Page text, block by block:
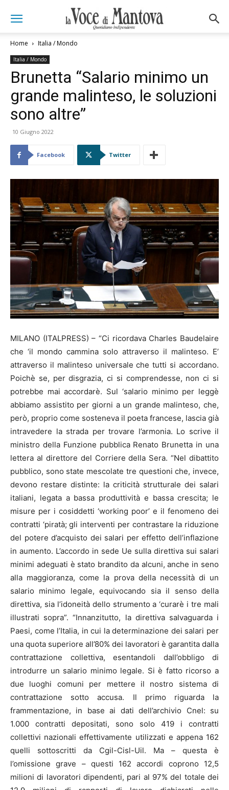
Home Italia / Mondo
Italia / Mondo
Brunetta “Salario minimo un
grande malinteso, le soluzioni
sono altre”
10 Giugno 2022
Facebook Twitter
MILANO (ITALPRESS) – “Ci ricordava Charles Baudelaire
che ‘il mondo cammina solo attraverso il malinteso. E’
attraverso il malinteso universale che tutti si accordano.
Poichè se, per disgrazia, ci si comprendesse, non ci si
potrebbe mai accordarè. Sul ‘salario minimo per leggè
abbiamo assistito per giorni a un grande malinteso, che,
però, proprio come sosteneva il poeta francese, lascia già
intravedere la strada per trovare l’armonia. Lo scrive il
ministro della Funzione pubblica Renato Brunetta in una
lettera al direttore del Corriere della Sera. “Nel dibattito
pubblico, sono state mescolate tre questioni che, invece,
devono restare distinte: la criticità strutturale dei salari
italiani, legata a bassa produttività e bassa crescita; le
misure per i cosiddetti ‘working poor’ e il fenomeno dei
contratti ‘piratà; gli interventi per contrastare la riduzione
del potere d’acquisto dei salari per effetto dell’inflazione
in aumento. L’accordo in sede Ue sulla direttiva sui salari
minimi adeguati è stato brandito da alcuni, anche in seno
alla maggioranza, come la prova della necessità di un
salario minimo legale, equivocando sia il senso della
direttiva, sia l’idoneità dello strumento a ‘curarè i tre mali
illustrati sopra”. “Innanzitutto, la direttiva salvaguarda i
Paesi, come l’Italia, in cui la determinazione dei salari per
una quota superiore all’80% dei lavoratori è garantita dalla
contrattazione collettiva, esentandoli dall’obbligo di
introdurre un salario minimo legale. Si è fatto ricorso a
due luoghi comuni per mettere il nostro sistema di
contrattazione sotto accusa. Il primo riguarda la
frammentazione, in base ai dati dell’archivio Cnel: su
1.000 contratti depositati, sono solo 419 i contratti
collettivi nazionali effettivamente utilizzati e appena 162
quelli sottoscritti da Cgil-Cisl-Uil. Ma – questa è
l’omissione grave – questi 162 accordi coprono 12,5
milioni di lavoratori dipendenti, pari al 97% del totale dei